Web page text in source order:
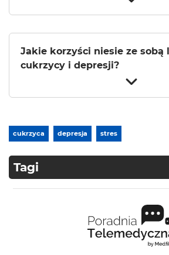
Jakie korzyści niesie ze sobą
cukrzycy i depresji?
cukrzyca depresja stres
Tagi